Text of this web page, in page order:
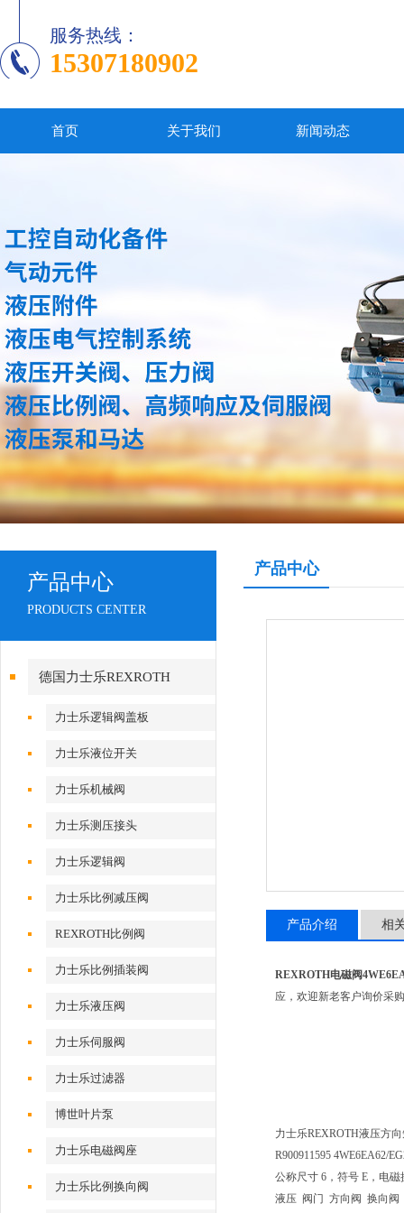
服务热线：
15307180902
首页 关于我们 新闻动态
产品中心
PRODUCTS CENTER
德国力士乐REXROTH
力士乐逻辑阀盖板
力士乐液位开关
力士乐机械阀
力士乐测压接头
力士乐逻辑阀
力士乐比例减压阀
REXROTH比例阀
力士乐比例插装阀
力士乐液压阀
力士乐伺服阀
力士乐过滤器
博世叶片泵
力士乐电磁阀座
力士乐比例换向阀
产品中心
产品介绍 相
REXROTH电磁阀
应，欢迎新老客户询价采
力士乐REXROTH液压方
R900911595 4WE6EA62/
公称尺寸 6，符号 E，电磁
液压 阀门 方向阀 换向阀